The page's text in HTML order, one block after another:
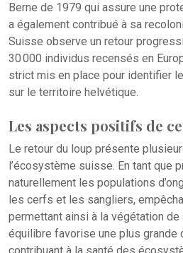
Berne de 1979 qui assure une
a également contribué à sa
Suisse observe un retour
30 000 individus recensés en
strict mis en place pour identifier
sur le territoire helvétique.
Les aspects positifs de
Le retour du loup présente
l’écosystème suisse. En tant que
naturellement les populations
les cerfs et les sangliers,
permettant ainsi à la végétation de
équilibre favorise une plus grande